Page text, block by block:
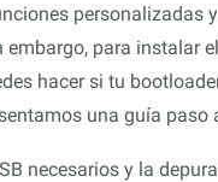
personalizadas
para instalar
hacer si tu
una guía paso
necesarios y la